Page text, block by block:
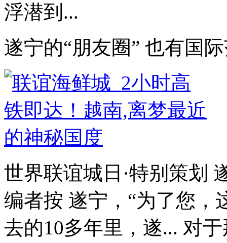
浮潜到...
遂宁的“朋友圈” 也有国
世界联谊城日·特别策划
编者按 遂宁，“为了您，
去的10多年里，遂... 对